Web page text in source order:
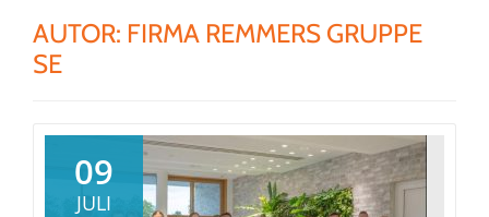
AUTOR: FIRMA REMMERS GRUPPE
SE
09
JULI